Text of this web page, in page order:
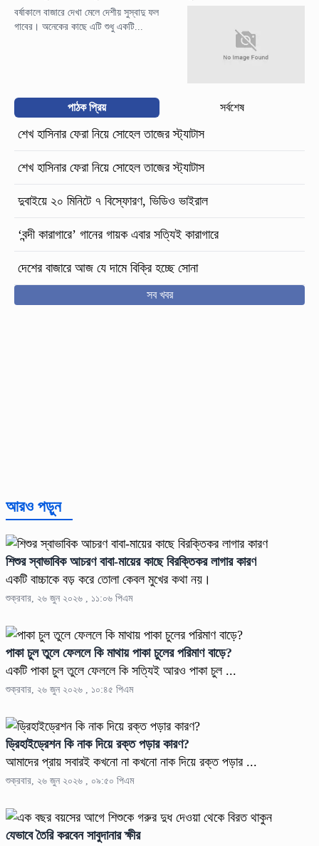
বর্ষাকালে বাজারে দেখা মেলে দেশীয় সুস্বাদু ফল
গাবের। অনেকের কাছে এটি শুধু একটি...
পাঠক প্রিয় সর্বশেষ
শেখ হাসিনার ফেরা নিয়ে সোহেল তাজের স্ট্যাটাস
শেখ হাসিনার ফেরা নিয়ে সোহেল তাজের স্ট্যাটাস
দুবাইয়ে ২০ মিনিটে ৭ বিস্ফোরণ, ভিডিও ভাইরাল
‘বন্দী কারাগারে’ গানের গায়ক এবার সত্যিই কারাগারে
দেশের বাজারে আজ যে দামে বিক্রি হচ্ছে সোনা
সব খবর
আরও পড়ুন
শিশুর স্বাভাবিক আচরণ বাবা-মায়ের কাছে বিরক্তিকর লাগার কারণ
একটি বাচ্চাকে বড় করে তোলা কেবল মুখের কথা নয়।
শুক্রবার, ২৬ জুন ২০২৬ , ১১:০৬ পিএম
পাকা চুল তুলে ফেললে কি মাথায় পাকা চুলের পরিমাণ বাড়ে?
একটি পাকা চুল তুলে ফেললে কি সত্যিই আরও পাকা চুল ...
শুক্রবার, ২৬ জুন ২০২৬ , ১০:৪৫ পিএম
ড্রিহাইড্রেশন কি নাক দিয়ে রক্ত পড়ার কারণ?
আমাদের প্রায় সবারই কখনো না কখনো নাক দিয়ে রক্ত ​​পড়ার ...
শুক্রবার, ২৬ জুন ২০২৬ , ০৯:৫০ পিএম
যেভাবে তৈরি করবেন সাবুদানার ক্ষীর